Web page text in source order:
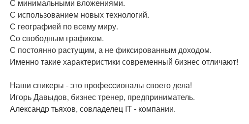
С минимальными вложениями.
С использованием новых технологий.
С географией по всему миру.
Со свободным графиком.
С постоянно растущим, а не фиксированным доходом.
Именно такие характеристики современный бизнес отличают!
Наши спикеры - это профессионалы своего дела!
Игорь Давыдов, бизнес тренер, предприниматель.
Александр тьяхов, совладелец IT - компании.